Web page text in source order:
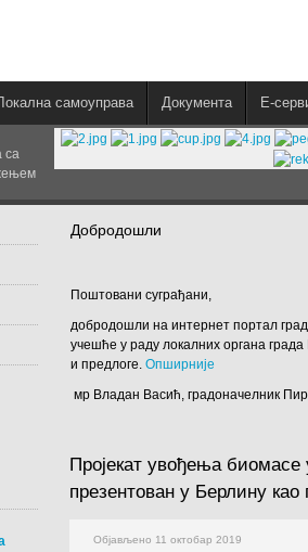
самоуправа Документа E-
Добродошли
Поштовани суграђани,
добродошли на интернет портал
учешће у раду локалних органа
и предлоге.Опширније
мр Владан Васић, градоначелник
Пројекат увођења
презентован у Берлину
Објављено 11 октобар 2019